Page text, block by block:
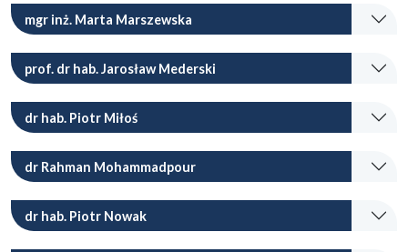
mgr inż. Marta Marszewska
prof. dr hab. Jarosław Mederski
dr hab. Piotr Miłoś
dr Rahman Mohammadpour
dr hab. Piotr Nowak